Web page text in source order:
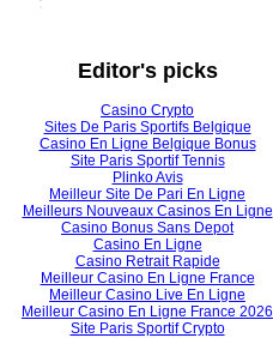
Editor's picks
Casino Crypto
Sites De Paris Sportifs Belgique
Casino En Ligne Belgique Bonus
Site Paris Sportif Tennis
Plinko Avis
Meilleur Site De Pari En Ligne
Meilleurs Nouveaux Casinos En Ligne
Casino Bonus Sans Depot
Casino En Ligne
Casino Retrait Rapide
Meilleur Casino En Ligne France
Meilleur Casino Live En Ligne
Meilleur Casino En Ligne France 2026
Site Paris Sportif Crypto